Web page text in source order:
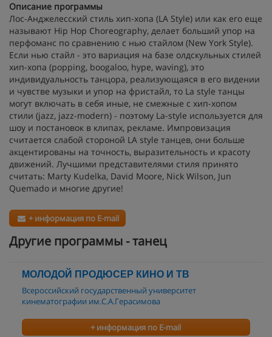
Описание программы
Лос-Анджелесский стиль хип-хопа (LA Style) или как его еще
называют Hip Hop Choreography, делает больший упор на
перфоманс по сравнению с нью стайлом (New York Style).
Если нью стайл - это вариация на базе олдскульных стилей
хип-хопа (popping, boogaloo, hype, waving), это
индивидуальность танцора, реализующаяся в его видении
и чувстве музыки и упор на фристайл, то La style танцы
могут включать в себя иные, не смежные с хип-хопом
стили (jazz, jazz-modern) - поэтому La-style используется для
шоу и постановок в клипах, рекламе. Импровизация
считается слабой стороной LA style танцев, они больше
акцентированы на точность, выразительность и красоту
движений. Лучшими представителями стиля принято
считать: Marty Kudelka, David Moore, Nick Wilson, Jun
Quemado и многие другие!
+ информация по E-mail
Другие программы - танец
МОЛОДОЙ ПРОДЮСЕР КИНО И ТВ
Всероссийский государственный университет
кинематографии им.С.А.Герасимова
+ информация по E-mail